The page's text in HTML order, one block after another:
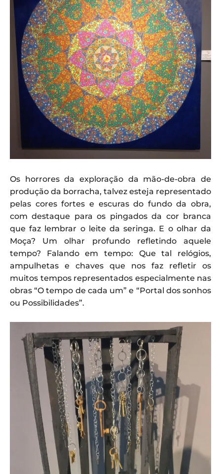
Os horrores da exploração da mão-de-obra de
produção da borracha, talvez esteja representado
pelas cores fortes e escuras do fundo da obra,
com destaque para os pingados da cor branca
que faz lembrar o leite da seringa. E o olhar da
Moça? Um olhar profundo refletindo aquele
tempo? Falando em tempo: Que tal relógios,
ampulhetas e chaves que nos faz refletir os
muitos tempos representados especialmente nas
obras “O tempo de cada um” e “Portal dos sonhos
ou Possibilidades”.